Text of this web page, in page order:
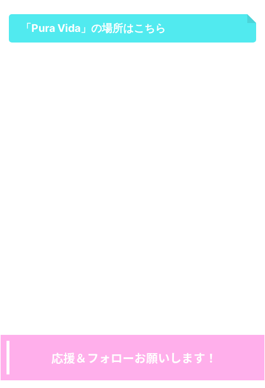
「Pura Vida」の場所はこちら
応援＆フォローお願いします！